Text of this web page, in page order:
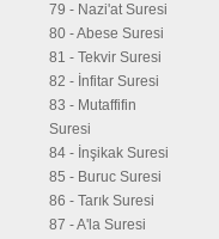
79 - Nazi'at Suresi
80 - Abese Suresi
81 - Tekvir Suresi
82 - İnfitar Suresi
83 - Mutaffifin
Suresi
84 - İnşikak Suresi
85 - Buruc Suresi
86 - Tarık Suresi
87 - A'la Suresi